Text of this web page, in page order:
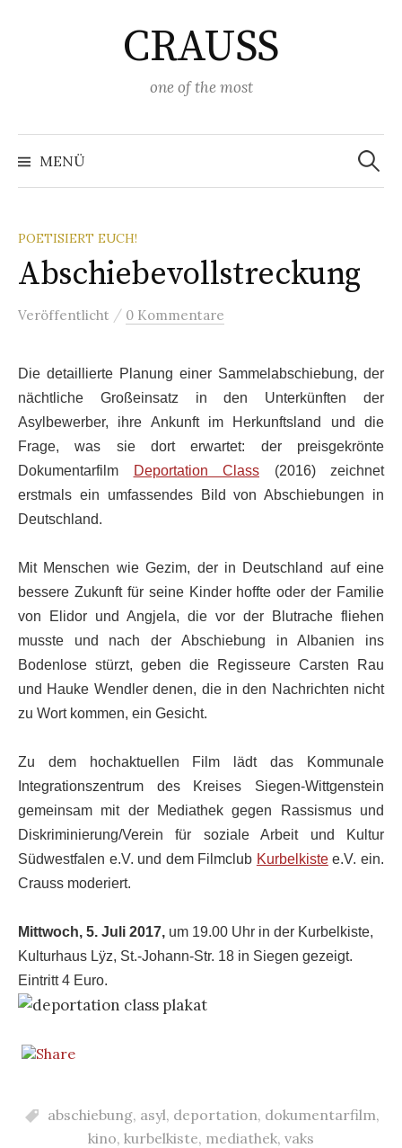
CRAUSS
one of the most
MENÜ
Suchen
nach:
POETISIERT EUCH!
Abschiebevollstreckung
Veröffentlicht / 0 Kommentare
Die detaillierte Planung einer Sammelabschiebung, der
nächtliche Großeinsatz in den Unterkünften der
Asylbewerber, ihre Ankunft im Herkunftsland und die
Frage, was sie dort erwartet: der preisgekrönte
Dokumentarfilm
Deportation Class (2016) zeichnet
erstmals ein umfassendes Bild von Abschiebungen in
Deutschland.
Mit Menschen wie Gezim, der in Deutschland auf eine
bessere Zukunft für seine Kinder hoffte oder der Familie
von Elidor und Angjela, die vor der Blutrache fliehen
musste und nach der Abschiebung in Albanien ins
Bodenlose stürzt, geben die Regisseure Carsten Rau
und Hauke Wendler denen, die in den Nachrichten nicht
zu Wort kommen, ein Gesicht.
Zu dem hochaktuellen Film lädt das Kommunale
Integrationszentrum des Kreises Siegen-Wittgenstein
gemeinsam mit der Mediathek gegen Rassismus und
Diskriminierung/Verein für soziale Arbeit und Kultur
Südwestfalen e.V. und dem Filmclub Kurbelkistee.V. ein.
Crauss moderiert.
Mittwoch, 5. Juli 2017, um 19.00 Uhr in der Kurbelkiste,
Kulturhaus Lÿz, St.-Johann-Str. 18 in Siegen gezeigt.
Eintritt 4 Euro.
abschiebung, asyl, deportation, dokumentarfilm,
kino, kurbelkiste, mediathek, vaks